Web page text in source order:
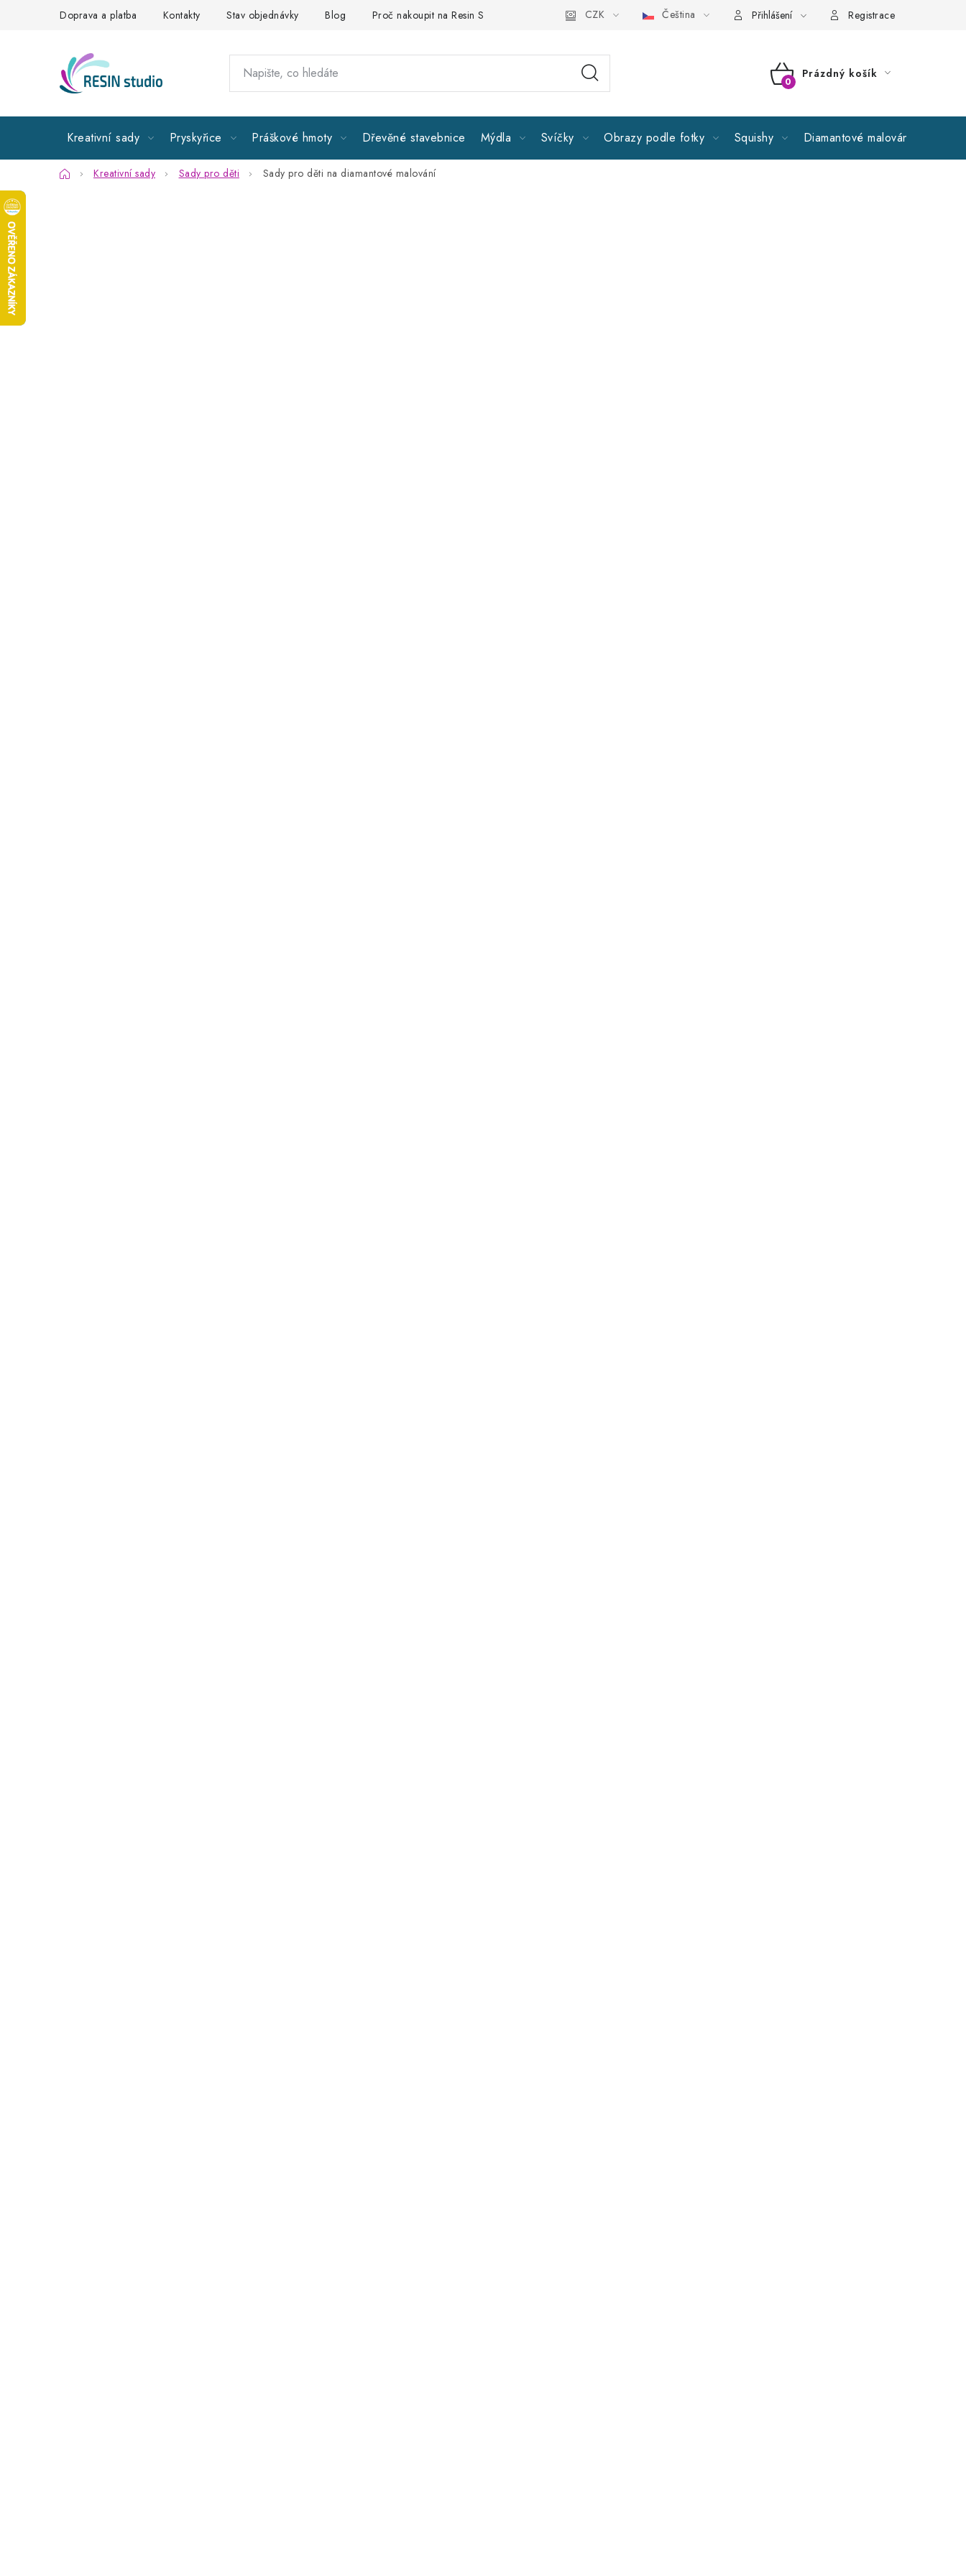
Doprava a platba Kontakty Stav objednávky Blog Proč nakoupit na Resin Studiu Sledujte nás Všeobecné obchodní podmínky GDPR Reklamační řád
CZK Čeština Přihlášení Registrace
NÁKUPNÍ
Prázdný košík
Kreativní sady Pryskyřice Práškové hmoty Dřevěné stavebnice Mýdla Svíčky Obrazy podle fotky Squishy Diamantové malování
DomůKreativní sady Sady pro děti Sady pro děti na diamantové malování